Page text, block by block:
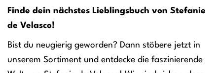
Finde dein nächstes Lieblingsbuch von Stefanie
de Velasco!
Bist du neugierig geworden? Dann stöbere jetzt in
unserem Sortiment und entdecke die faszinierende